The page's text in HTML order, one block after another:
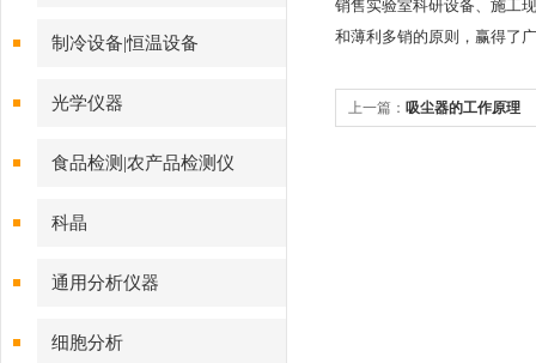
制冷设备|恒温设备
光学仪器
食品检测|农产品检测仪
科晶
通用分析仪器
细胞分析
销售实验室科研设备、施工
和薄利多销的原则，赢得了
上一篇： 吸尘器的工作原理